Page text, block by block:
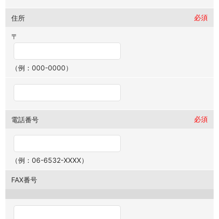
住所 必須
〒
（例：000-0000）
電話番号 必須
（例：06-6532-XXXX）
FAX番号